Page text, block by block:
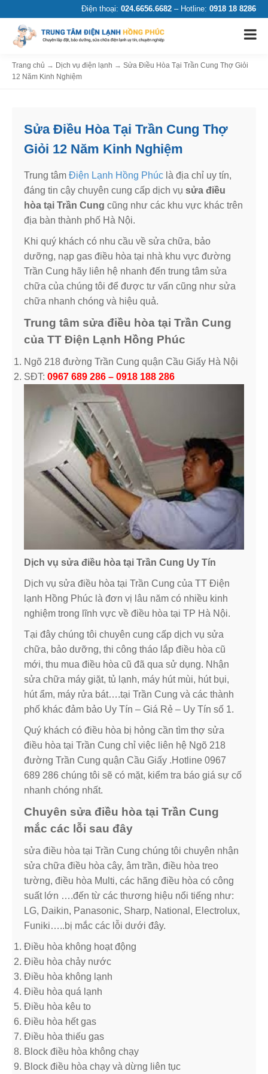
Điện thoại: 024.6656.6682 – Hotline: 0918 18 8286
Trang chủ → Dịch vụ điện lạnh → Sửa Điều Hòa Tại Trần Cung Thợ Giỏi
12 Năm Kinh Nghiệm
Sửa Điều Hòa Tại Trần Cung Thợ
Giỏi 12 Năm Kinh Nghiệm
Trung tâm Điện Lạnh Hồng Phúc là địa chỉ uy tín,
đáng tin cậy chuyên cung cấp dịch vụ sửa điều
hòa tại Trần Cung cũng như các khu vực khác trên
địa bàn thành phố Hà Nội.
Khi quý khách có nhu cầu về sửa chữa, bảo
dưỡng, nạp gas điều hòa tại nhà khu vực đường
Trần Cung hãy liên hệ nhanh đến trung tâm sửa
chữa của chúng tôi để được tư vấn cũng như sửa
chữa nhanh chóng và hiệu quả.
Trung tâm sửa điều hòa tại Trần Cung
của TT Điện Lạnh Hồng Phúc
Ngõ 218 đường Trần Cung quận Cầu Giấy Hà Nội
SĐT: 0967 689 286 – 0918 188 286
Dịch vụ sửa điều hòa tại Trần Cung Uy Tín
Dịch vụ sửa điều hòa tại Trần Cung của TT Điện
lạnh Hồng Phúc là đơn vị lâu năm có nhiều kinh
nghiệm trong lĩnh vực về điều hòa tại TP Hà Nội.
Tại đây chúng tôi chuyên cung cấp dịch vụ sửa
chữa, bảo dưỡng, thi công tháo lắp điều hòa cũ
mới, thu mua điều hòa cũ đã qua sử dụng. Nhận
sửa chữa máy giặt, tủ lạnh, máy hút mùi, hút bụi,
hút ẩm, máy rửa bát….tại Trần Cung và các thành
phố khác đảm bảo Uy Tín – Giá Rẻ – Uy Tín số 1.
Quý khách có điều hòa bị hỏng cần tìm thợ sửa
điều hòa tại Trần Cung chỉ việc liên hệ Ngõ 218
đường Trần Cung quận Cầu Giấy .Hotline 0967
689 286 chúng tôi sẽ có mặt, kiểm tra báo giá sự cố
nhanh chóng nhất.
Chuyên sửa điều hòa tại Trần Cung
mắc các lỗi sau đây
sửa điều hòa tại Trần Cung chúng tôi chuyên nhận
sửa chữa điều hòa cây, âm trần, điều hòa treo
tường, điều hòa Multi, các hãng điều hòa có công
suất lớn ….đến từ các thương hiệu nổi tiếng như:
LG, Daikin, Panasonic, Sharp, National, Electrolux,
Funiki…..bị mắc các lỗi dưới đây.
Điều hòa không hoạt động
Điều hòa chảy nước
Điều hòa không lạnh
Điều hòa quá lạnh
Điều hòa kêu to
Điều hòa hết gas
Điều hòa thiếu gas
Block điều hòa không chạy
Block điều hòa chạy và dừng liên tục